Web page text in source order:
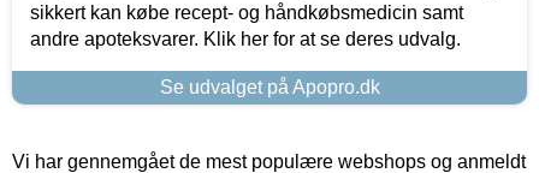
sikkert kan købe recept- og håndkøbsmedicin samt
andre apoteksvarer. Klik her for at se deres udvalg.
Se udvalget på Apopro.dk
Vi har gennemgået de mest populære webshops og anmeldt